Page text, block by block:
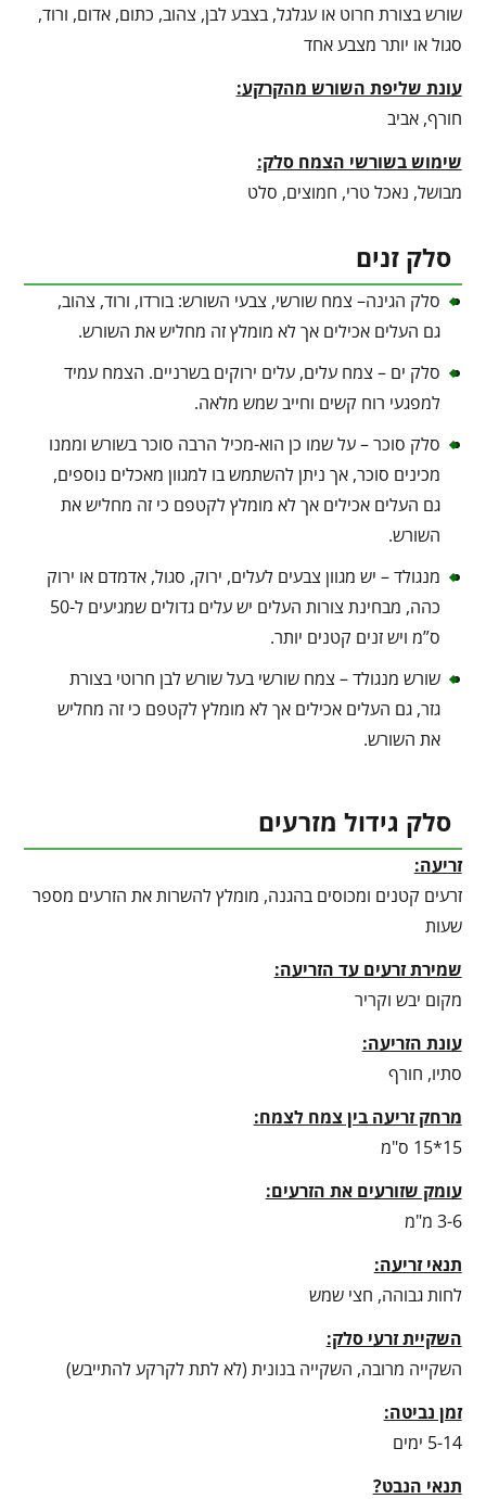
שורש בצורת חרוט או עגלגל, בצבע לבן, צהוב, כתום, אדום, ורוד,
סגול או יותר מצבע אחד
עונת שליפת השורש מהקרקע:
חורף, אביב
שימוש בשורשי הצמח סלק:
מבושל, נאכל טרי, חמוצים, סלט
סלק זנים
סלק הגינה– צמח שורשי, צבעי השורש: בורדו, ורוד, צהוב,
גם העלים אכילים אך לא מומלץ זה מחליש את השורש.
סלק ים – צמח עלים, עלים ירוקים בשרניים. הצמח עמיד
למפגעי רוח קשים וחייב שמש מלאה.
סלק סוכר – על שמו כן הוא-מכיל הרבה סוכר בשורש וממנו
מכינים סוכר, אך ניתן להשתמש בו למגוון מאכלים נוספים,
גם העלים אכילים אך לא מומלץ לקטפם כי זה מחליש את
השורש.
מנגולד – יש מגוון צבעים לעלים, ירוק, סגול, אדמדם או ירוק
כהה, מבחינת צורות העלים יש עלים גדולים שמגיעים ל-50
ס”מ ויש זנים קטנים יותר.
שורש מנגולד – צמח שורשי בעל שורש לבן חרוטי בצורת
גזר, גם העלים אכילים אך לא מומלץ לקטפם כי זה מחליש
את השורש.
סלק גידול מזרעים
זריעה:
זרעים קטנים ומכוסים בהגנה, מומלץ להשרות את הזרעים מספר
שעות
שמירת זרעים עד הזריעה:
מקום יבש וקריר
עונת הזריעה:
סתיו, חורף
מרחק זריעה בין צמח לצמח:
15*15 ס"מ
עומק שזורעים את הזרעים:
3-6 מ"מ
תנאי זריעה:
לחות גבוהה, חצי שמש
השקיית זרעי סלק:
השקייה מרובה, השקייה בנונית (לא לתת לקרקע להתייבש)
זמן נביטה:
5-14 ימים
תנאי הנבט?